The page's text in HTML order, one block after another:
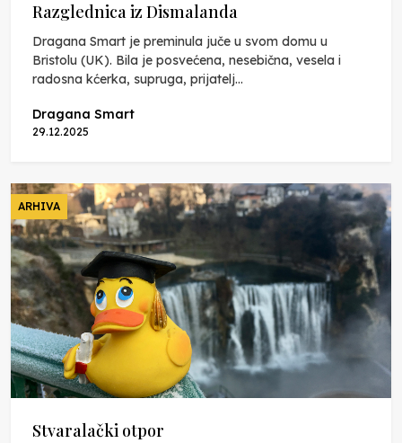
Razglednica iz Dismalanda
Dragana Smart je preminula juče u svom domu u
Bristolu (UK). Bila je posvećena, nesebična, vesela i
radosna kćerka, supruga, prijatelj...
Dragana Smart
29.12.2025
ARHIVA
Stvaralački otpor